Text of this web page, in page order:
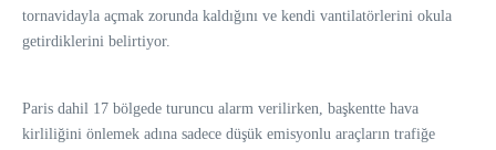
tornavidayla açmak zorunda kaldığını ve kendi vantilatörlerini okula
getirdiklerini belirtiyor.
Paris dahil 17 bölgede turuncu alarm verilirken, başkentte hava
kirliliğini önlemek adına sadece düşük emisyonlu araçların trafiğe